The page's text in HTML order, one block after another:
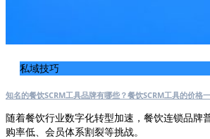
私域技巧
知名的餐饮SCRM工具品牌有哪些？餐饮SCRM工具的价格
随着餐饮行业数字化转型加速，餐饮连锁品牌
购率低、会员体系割裂等挑战。